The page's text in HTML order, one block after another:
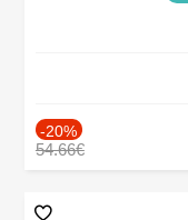
-20%
54.66€